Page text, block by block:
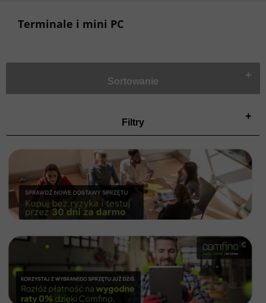
Terminale i mini PC
Sortowanie
+
Filtry
+